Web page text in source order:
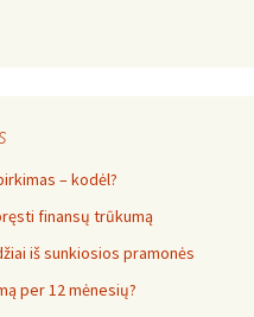
– kodėl?
finansų trūkumą
iš sunkiosios pramonės
per 12 mėnesių?